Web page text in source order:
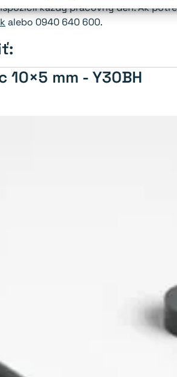
každý pracovný deň. Ak
alebo 0940 640 600.
mm - Y30BH